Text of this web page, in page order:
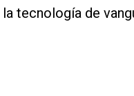
la tecnología de